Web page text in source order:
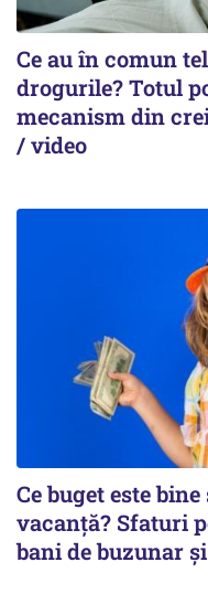
Ce au în comun
drogurile? Totul
mecanism din
/ video
Ce buget este
vacanță? Sfaturi
bani de buzunar